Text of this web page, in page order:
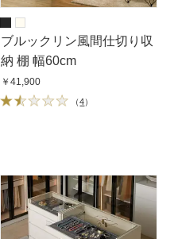
ブルックリン風間仕切り収
納 棚 幅60cm
￥41,900
（4）